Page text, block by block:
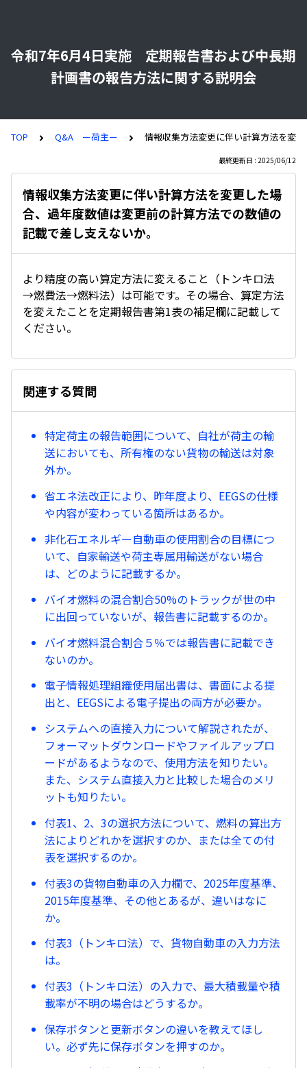
令和7年6月4日実施 定期報告書および中長期
計画書の報告方法に関する説明会
TOP Q&A ー荷主ー 情報収集方法変更に伴い計算方法を変
最終更新日 : 2025/06/12
情報収集方法変更に伴い計算方法を変更した場
合、過年度数値は変更前の計算方法での数値の
記載で差し支えないか。
より精度の高い算定方法に変えること（トンキロ法
→燃費法→燃料法）は可能です。その場合、算定方法
を変えたことを定期報告書第1表の補足欄に記載して
ください。
関連する質問
特定荷主の報告範囲について、自社が荷主の輸
送においても、所有権のない貨物の輸送は対象
外か。
省エネ法改正により、昨年度より、EEGSの仕様
や内容が変わっている箇所はあるか。
非化石エネルギー自動車の使用割合の目標につ
いて、自家輸送や荷主専属用輸送がない場合
は、どのように記載するか。
バイオ燃料の混合割合50%のトラックが世の中
に出回っていないが、報告書に記載するのか。
バイオ燃料混合割合５％では報告書に記載でき
ないのか。
電子情報処理組織使用届出書は、書面による提
出と、EEGSによる電子提出の両方が必要か。
システムへの直接入力について解説されたが、
フォーマットダウンロードやファイルアップロ
ードがあるようなので、使用方法を知りたい。
また、システム直接入力と比較した場合のメリ
ットも知りたい。
付表1、2、3の選択方法について、燃料の算出方
法によりどれかを選択すのか、または全ての付
表を選択するのか。
付表3の貨物自動車の入力欄で、2025年度基準、
2015年度基準、その他とあるが、違いはなに
か。
付表3（トンキロ法）で、貨物自動車の入力方法
は。
付表3（トンキロ法）の入力で、最大積載量や積
載率が不明の場合はどうするか。
保存ボタンと更新ボタンの違いを教えてほし
い。必ず先に保存ボタンを押すのか。